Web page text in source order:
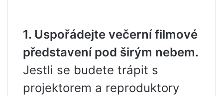
1. Uspořádejte večerní filmové
představení pod širým nebem.
Jestli se budete trápit s
projektorem a reproduktory